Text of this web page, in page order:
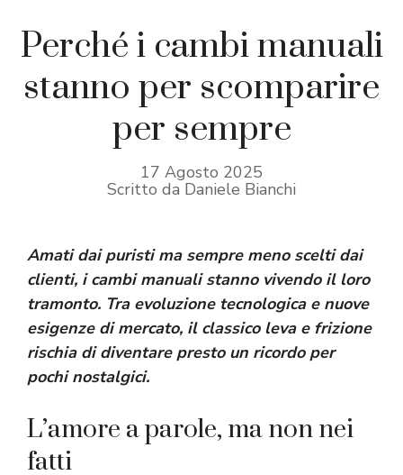
Perché i cambi manuali
stanno per scomparire
per sempre
17 Agosto 2025
Scritto da Daniele Bianchi
Amati dai puristi ma sempre meno scelti dai
clienti, i cambi manuali stanno vivendo il loro
tramonto. Tra evoluzione tecnologica e nuove
esigenze di mercato, il classico leva e frizione
rischia di diventare presto un ricordo per
pochi nostalgici.
L’amore a parole, ma non nei
fatti